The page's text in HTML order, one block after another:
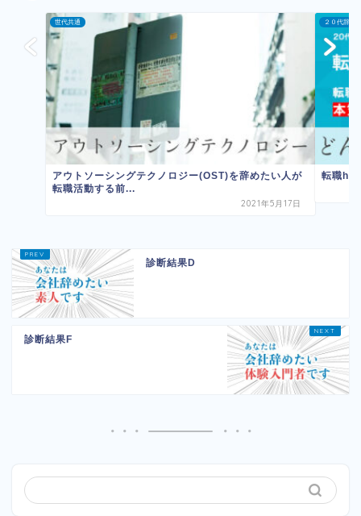
世代共通
アウトソーシングテクノロジー(OST)を辞めたい人が
転職活動する前...
2021年5月17日
２０代辞め
転職
診断結果D
診断結果F